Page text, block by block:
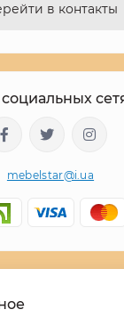
в контакты
mebelstar@i.ua